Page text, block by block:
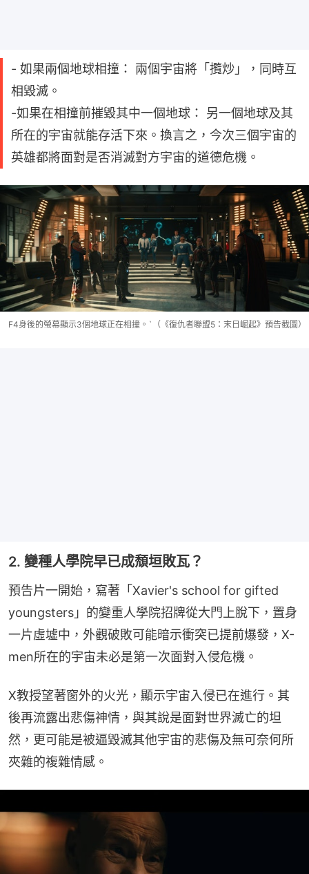
- 如果兩個地球相撞： 兩個宇宙將「攬炒」，同時互
相毀滅。
-如果在相撞前摧毀其中一個地球： 另一個地球及其
所在的宇宙就能存活下來。換言之，今次三個宇宙的
英雄都將面對是否消滅對方宇宙的道德危機。
F4身後的螢幕顯示3個地球正在相撞。`（《復仇者聯盟5：末日崛起》預告截圖）
2. 變種人學院早已成頹垣敗瓦？
預告片一開始，寫著「Xavier's school for gifted
youngsters」的變重人學院招牌從大門上脫下，置身
一片虛墟中，外觀破敗可能暗示衝突已提前爆發，X-
men所在的宇宙未必是第一次面對入侵危機。
X教授望著窗外的火光，顯示宇宙入侵已在進行。其
後再流露出悲傷神情，與其說是面對世界滅亡的坦
然，更可能是被逼毀滅其他宇宙的悲傷及無可奈何所
夾雜的複雜情感。